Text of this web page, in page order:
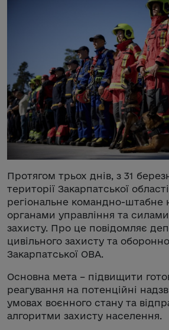
Протягом трьох днів, з 31
території Закарпатської
регіональне командно-штабне
органами управління та
захисту. Про це повідомляє
цивільного захисту та
Закарпатської ОВА.
Основна мета – підвищити
реагування на потенційні
умовах воєнного стану та
алгоритми захисту населення.